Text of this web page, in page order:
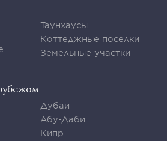
Таунхаусы
Коттеджные поселки
Земельные участки
Дубаи
Абу-Даби
Кипр